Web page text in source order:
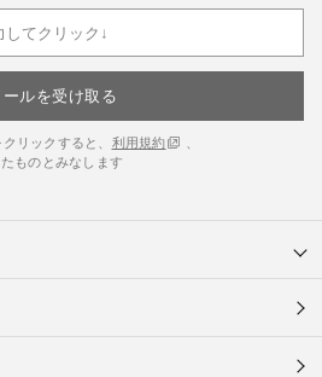
ールを受け取る
リックすると、 利用規約
ものとみなします